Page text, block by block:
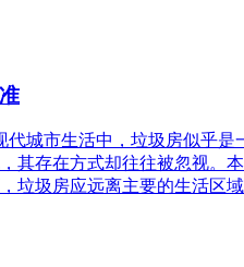
城市生活中，垃圾房似乎
其存在方式却往往被忽视。
垃圾房应远离主要的生活区